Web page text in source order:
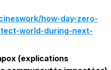
how-day-zero-
world-during-next-
(explications